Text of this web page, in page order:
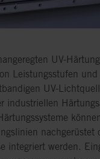
UV-
Leistungsstufen
UV-
industriellen
nachgerüstet
integriert werden.